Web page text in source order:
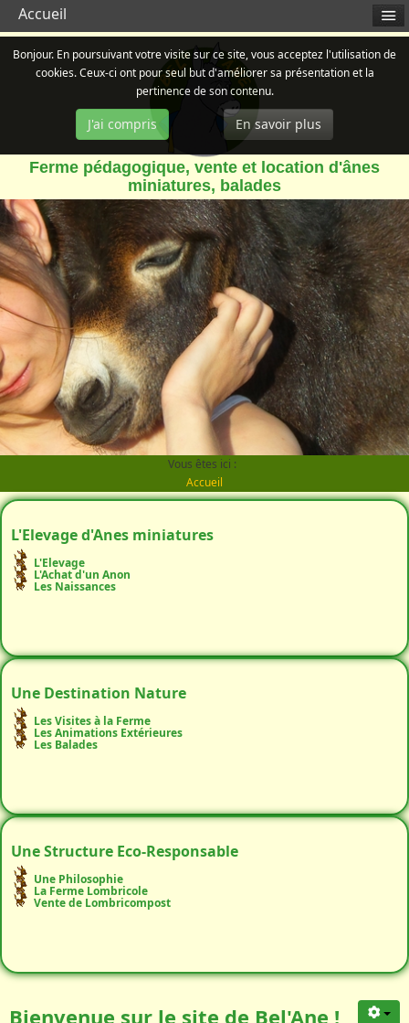
Bonjour. En poursuivant votre visite sur ce site, vous acceptez l'utilisation de
cookies. Ceux-ci ont pour seul but d'améliorer sa présentation et la
pertinence de son contenu.
J'ai compris En savoir plus
Ferme pédagogique, vente et location d'ânes
miniatures, balades
Vous êtes ici :
Accueil
L'Elevage d'Anes miniatures
L'Elevage
L'Achat d'un Anon
Les Naissances
Une Destination Nature
Les Visites à la Ferme
Les Animations Extérieures
Les Balades
Une Structure Eco-Responsable
Une Philosophie
La Ferme Lombricole
Vente de Lombricompost
Bienvenue sur le site de Bel'Ane !
Accueil